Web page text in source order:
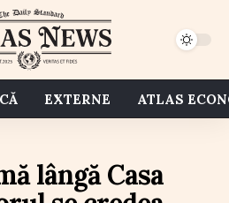
EXTERNE ATLAS
lângă Casa